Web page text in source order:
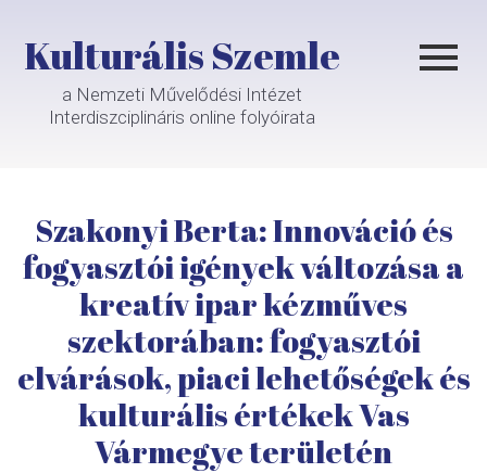
Kulturális Szemle
a Nemzeti Művelődési Intézet
Interdiszciplináris online folyóirata
Szakonyi Berta: Innováció és
fogyasztói igények változása a
kreatív ipar kézműves
szektorában: fogyasztói
elvárások, piaci lehetőségek és
kulturális értékek Vas
Vármegye területén